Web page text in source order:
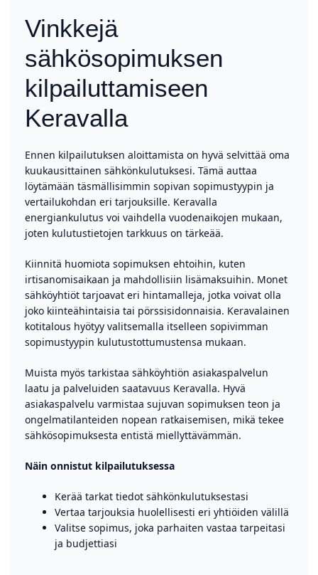
Vinkkejä
sähkösopimuksen
kilpailuttamiseen
Keravalla
Ennen kilpailutuksen aloittamista on hyvä selvittää oma
kuukausittainen sähkönkulutuksesi. Tämä auttaa
löytämään täsmällisimmin sopivan sopimustyypin ja
vertailukohdan eri tarjouksille. Keravalla
energiankulutus voi vaihdella vuodenaikojen mukaan,
joten kulutustietojen tarkkuus on tärkeää.
Kiinnitä huomiota sopimuksen ehtoihin, kuten
irtisanomisaikaan ja mahdollisiin lisämaksuihin. Monet
sähköyhtiöt tarjoavat eri hintamalleja, jotka voivat olla
joko kiinteähintaisia tai pörssisidonnaisia. Keravalainen
kotitalous hyötyy valitsemalla itselleen sopivimman
sopimustyypin kulutustottumustensa mukaan.
Muista myös tarkistaa sähköyhtiön asiakaspalvelun
laatu ja palveluiden saatavuus Keravalla. Hyvä
asiakaspalvelu varmistaa sujuvan sopimuksen teon ja
ongelmatilanteiden nopean ratkaisemisen, mikä tekee
sähkösopimuksesta entistä miellyttävämmän.
Näin onnistut kilpailutuksessa
Kerää tarkat tiedot sähkönkulutuksestasi
Vertaa tarjouksia huolellisesti eri yhtiöiden välillä
Valitse sopimus, joka parhaiten vastaa tarpeitasi
ja budjettiasi